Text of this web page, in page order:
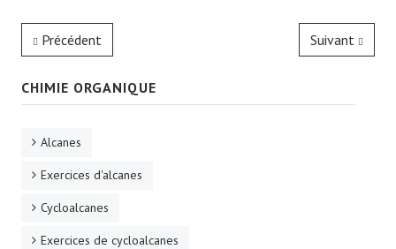
Précédent Suivant
CHIMIE ORGANIQUE
Alcanes
Exercices d'alcanes
Cycloalcanes
Exercices de cycloalcanes